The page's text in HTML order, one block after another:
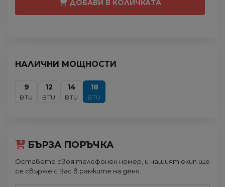
ДОБАВИ В КОЛИЧКАТА
НАЛИЧНИ МОЩНОСТИ
9
BTU
12
BTU
14
BTU
18
BTU
БЪРЗА ПОРЪЧКА
Оставете своя телефонен номер, и нашият екип ще
се свърже с Вас в рамките на деня.